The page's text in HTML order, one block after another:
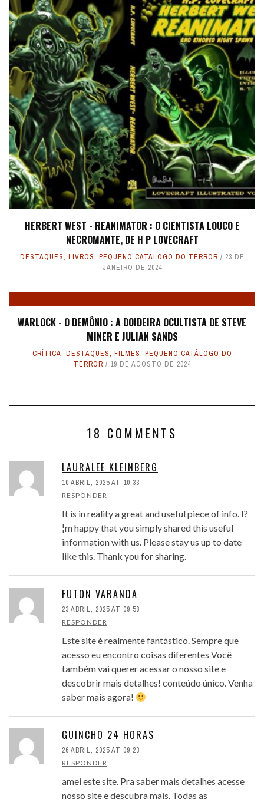
HERBERT WEST - REANIMATOR : O CIENTISTA LOUCO E
NECROMANTE, DE H P LOVECRAFT
DESTAQUES, LIVROS, PEQUENO CATÁLOGO DO TERROR
23 DE
JANEIRO DE 2024
WARLOCK - O DEMÔNIO : A DOIDEIRA OCULTISTA DE STEVE
MINER E JULIAN SANDS
CRÍTICA, DESTAQUES, FILMES, PEQUENO CATÁLOGO DO
TERROR
19 DE AGOSTO DE 2024
18 COMMENTS
LAURALEE KLEINBERG
10 ABRIL, 2025 AT 10:33
RESPONDER
It is in reality a great and useful piece of info. I?
¦m happy that you simply shared this useful
information with us. Please stay us up to date
like this. Thank you for sharing.
FUTON VARANDA
23 ABRIL, 2025 AT 09:58
RESPONDER
Este site é realmente fantástico. Sempre que
acesso eu encontro coisas diferentes Você
também vai querer acessar o nosso site e
descobrir mais detalhes! conteúdo único. Venha
saber mais agora!
GUINCHO 24 HORAS
26 ABRIL, 2025 AT 09:23
RESPONDER
amei este site. Pra saber mais detalhes acesse
nosso site e descubra mais. Todas as